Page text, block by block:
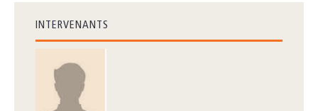
INTERVENANTS